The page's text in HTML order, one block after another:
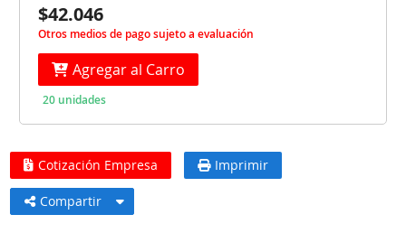
$42.046
Otros medios de pago sujeto a evaluación
Agregar al Carro
20 unidades
Cotización Empresa Imprimir
Compartir